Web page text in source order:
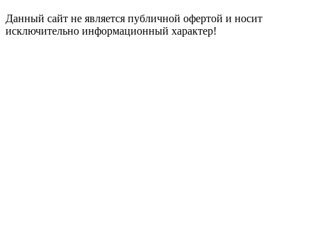
Данный сайт не является публичной офертой и носит
исключительно информационный характер!